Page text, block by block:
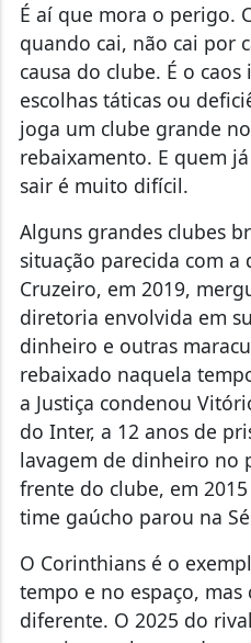
É aí que mora o perigo.
quando cai, não cai por
causa do clube. É o
escolhas táticas ou
joga um clube grande
rebaixamento. E quem
sair é muito difícil.
Alguns grandes clubes
situação parecida com a
Cruzeiro, em 2019,
diretoria envolvida em
dinheiro e outras
rebaixado naquela
a Justiça condenou
do Inter, a 12 anos de
lavagem de dinheiro no
frente do clube, em
time gaúcho parou na
O Corinthians é o
tempo e no espaço, mas
diferente. O 2025 do